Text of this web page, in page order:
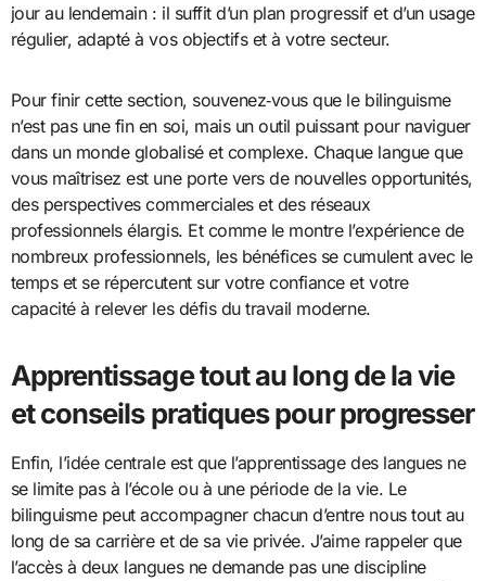
jour au lendemain : il suffit d’un plan progressif et d’un usage
régulier, adapté à vos objectifs et à votre secteur.
Pour finir cette section, souvenez‑vous que le bilinguisme
n’est pas une fin en soi, mais un outil puissant pour naviguer
dans un monde globalisé et complexe. Chaque langue que
vous maîtrisez est une porte vers de nouvelles opportunités,
des perspectives commerciales et des réseaux
professionnels élargis. Et comme le montre l’expérience de
nombreux professionnels, les bénéfices se cumulent avec le
temps et se répercutent sur votre confiance et votre
capacité à relever les défis du travail moderne.
Apprentissage tout au long de la vie
et conseils pratiques pour progresser
Enfin, l’idée centrale est que l’apprentissage des langues ne
se limite pas à l’école ou à une période de la vie. Le
bilinguisme peut accompagner chacun d’entre nous tout au
long de sa carrière et de sa vie privée. J’aime rappeler que
l’accès à deux langues ne demande pas une discipline